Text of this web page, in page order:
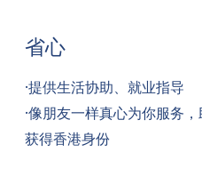
省心
·提供生活协助、就业指导
·像朋友一样真心为你服务，
获得香港身份